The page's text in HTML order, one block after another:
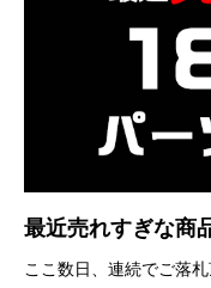
最近売れすぎな
ここ数日、連続でご落